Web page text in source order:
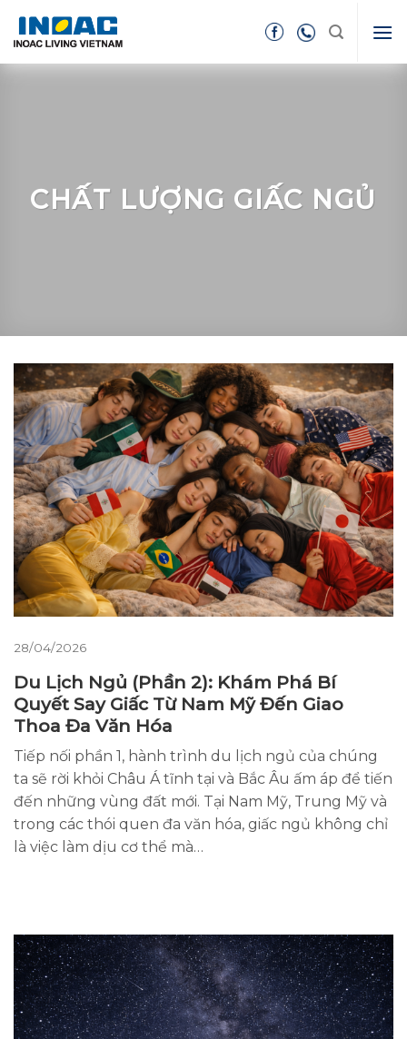
CHẤT LƯỢNG GIẤC NGỦ
28/04/2026
Du Lịch Ngủ (Phần 2): Khám Phá Bí
Quyết Say Giấc Từ Nam Mỹ Đến Giao
Thoa Đa Văn Hóa
Tiếp nối phần 1, hành trình du lịch ngủ của chúng
ta sẽ rời khỏi Châu Á tĩnh tại và Bắc Âu ấm áp để tiến
đến những vùng đất mới. Tại Nam Mỹ, Trung Mỹ và
trong các thói quen đa văn hóa, giấc ngủ không chỉ
là việc làm dịu cơ thể mà…